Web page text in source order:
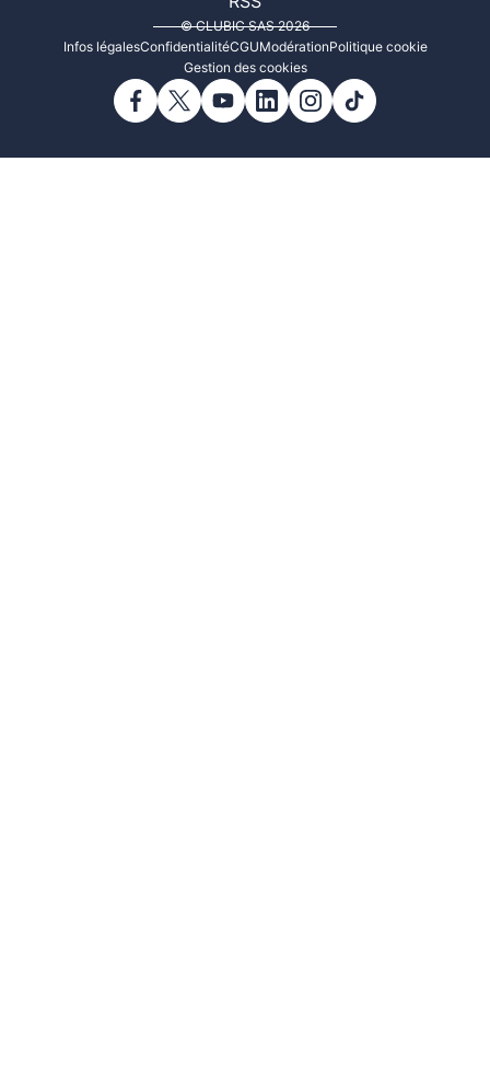
© CLUBIC SAS 2026
Infos légalesConfidentialitéCGUModérationPolitique cookie
Gestion des cookies